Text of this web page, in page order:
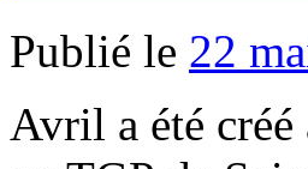
Publié le 22
Avril a été